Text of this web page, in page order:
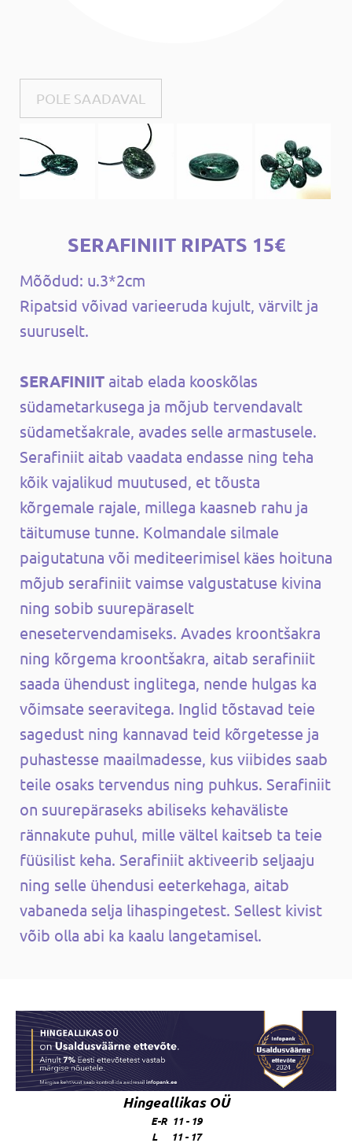
POLE SAADAVAL
SERAFINIIT RIPATS 15€
Mõõdud: u.3*2cm
Ripatsid võivad varieeruda kujult, värvilt ja
suuruselt.
SERAFINIIT aitab elada kooskõlas
südametarkusega ja mõjub tervendavalt
südametšakrale, avades selle armastusele.
Serafiniit aitab vaadata endasse ning teha
kõik vajalikud muutused, et tõusta
kõrgemale rajale, millega kaasneb rahu ja
täitumuse tunne. Kolmandale silmale
paigutatuna või mediteerimisel käes hoituna
mõjub serafiniit vaimse valgustatuse kivina
ning sobib suurepäraselt
enesetervendamiseks. Avades kroontšakra
ning kõrgema kroontšakra, aitab serafiniit
saada ühendust inglitega, nende hulgas ka
võimsate seeravitega. Inglid tõstavad teie
sagedust ning kannavad teid kõrgetesse ja
puhastesse maailmadesse, kus viibides saab
teile osaks tervendus ning puhkus. Serafiniit
on suurepäraseks abiliseks kehaväliste
rännakute puhul, mille vältel kaitseb ta teie
füüsilist keha. Serafiniit aktiveerib seljaaju
ning selle ühendusi eeterkehaga, aitab
vabaneda selja lihaspingetest. Sellest kivist
võib olla abi ka kaalu langetamisel.
Hingeallikas OÜ
E-R 11 - 19
L 11 - 17